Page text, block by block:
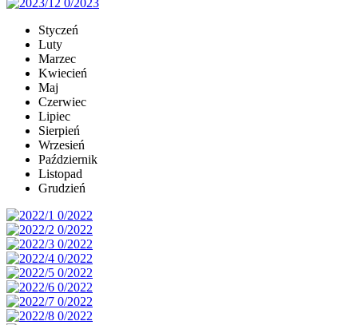
Styczeń
Luty
Marzec
Kwiecień
Maj
Czerwiec
Lipiec
Sierpień
Wrzesień
Październik
Listopad
Grudzień